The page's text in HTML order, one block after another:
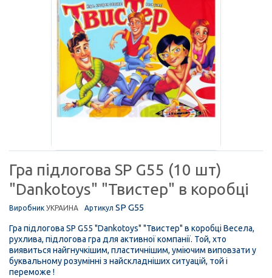
Гра підлогова SP G55 (10 шт)
"Dankotoys" "Твистер" в коробці
Виробник УКРАИНА Артикул SP G55
Гра підлогова SP G55 "Dankotoys" "Твистер" в коробці Весела,
рухлива, підлогова гра для активної компанії. Той, хто
виявиться найгнучкішим, пластичнішим, уміючим виповзати у
буквальному розумінні з найскладніших ситуацій, той і
переможе !